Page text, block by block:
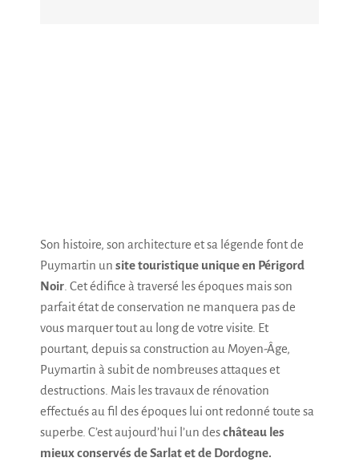
Son histoire, son architecture et sa légende font de
Puymartin un site touristique unique en Périgord
Noir . Cet édifice à traversé les époques mais son
parfait état de conservation ne manquera pas de
vous marquer tout au long de votre visite. Et
pourtant, depuis sa construction au Moyen-Âge,
Puymartin à subit de nombreuses attaques et
destructions. Mais les travaux de rénovation
effectués au fil des époques lui ont redonné toute sa
superbe. C’est aujourd’hui l’un deschâteau les
mieux conservés de Sarlat et de Dordogne.